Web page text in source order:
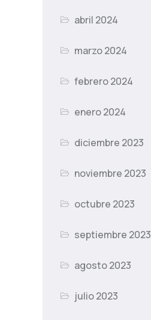
abril 2024
marzo 2024
febrero 2024
enero 2024
diciembre 2023
noviembre 2023
octubre 2023
septiembre 2023
agosto 2023
julio 2023